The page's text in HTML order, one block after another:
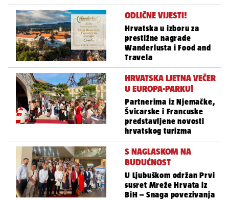
ODLIČNE VIJESTI!
Hrvatska u izboru za
prestižne nagrade
Wanderlusta i Food and
Travela
HRVATSKA LJETNA VEČER
U EUROPA-PARKU!
Partnerima iz Njemačke,
Švicarske i Francuske
predstavljene novosti
hrvatskog turizma
S NAGLASKOM NA
BUDUĆNOST
U Ljubuškom održan Prvi
susret Mreže Hrvata iz
BiH – Snaga povezivanja